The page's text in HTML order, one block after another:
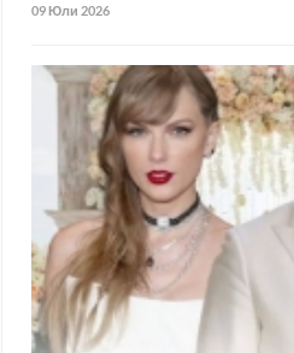
09 Юли 2026